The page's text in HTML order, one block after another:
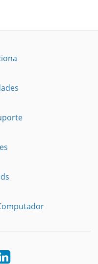
LinkedIn